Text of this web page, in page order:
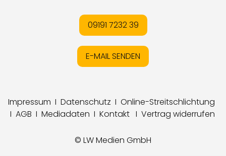
09191 7232 39
E-MAIL SENDEN
Impressum I Datenschutz I Online-Streitschlichtung
I AGB I Mediadaten I Kontakt I Vertrag widerrufen
© LW Medien GmbH